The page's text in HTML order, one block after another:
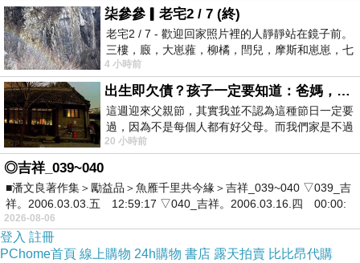
柒參參▎老宅2 / 7 (終)
老宅2 / 7 - 歡迎回家照片裡的人靜靜站在鏡子前。
三樓，廄，大崽蕥，柳橘，閆兒，摩斯和崽崽，七
個人整整齊齊地站在鏡框之外，如同
4 小時前
出生即欠債？孩子一定要知道：爸媽，其實我不欠你們
這週迎來父親節，其實我並不認為這種節日一定要
過，因為不是每個人都有好父母。而我們家是不過
節的，平時也沒什麼儀式感，生活趨近冷
20 小時前
◎吉祥_039~040
■潘文良著作集＞勵益品＞魚雁千里共今緣＞吉祥_039~040 ▽039_吉
祥。2006.03.03.五 12:59:17 ▽040_吉祥。2006.03.16.四 00:00:
2026-08-06
登入 註冊
PChome首頁 線上購物 24h購物 書店 露天拍賣 比比昂代購